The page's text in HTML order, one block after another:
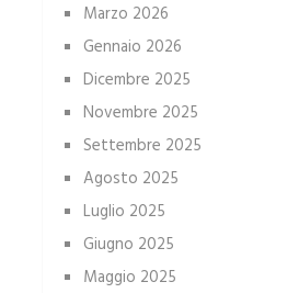
Marzo 2026
Gennaio 2026
Dicembre 2025
Novembre 2025
Settembre 2025
Agosto 2025
Luglio 2025
Giugno 2025
Maggio 2025